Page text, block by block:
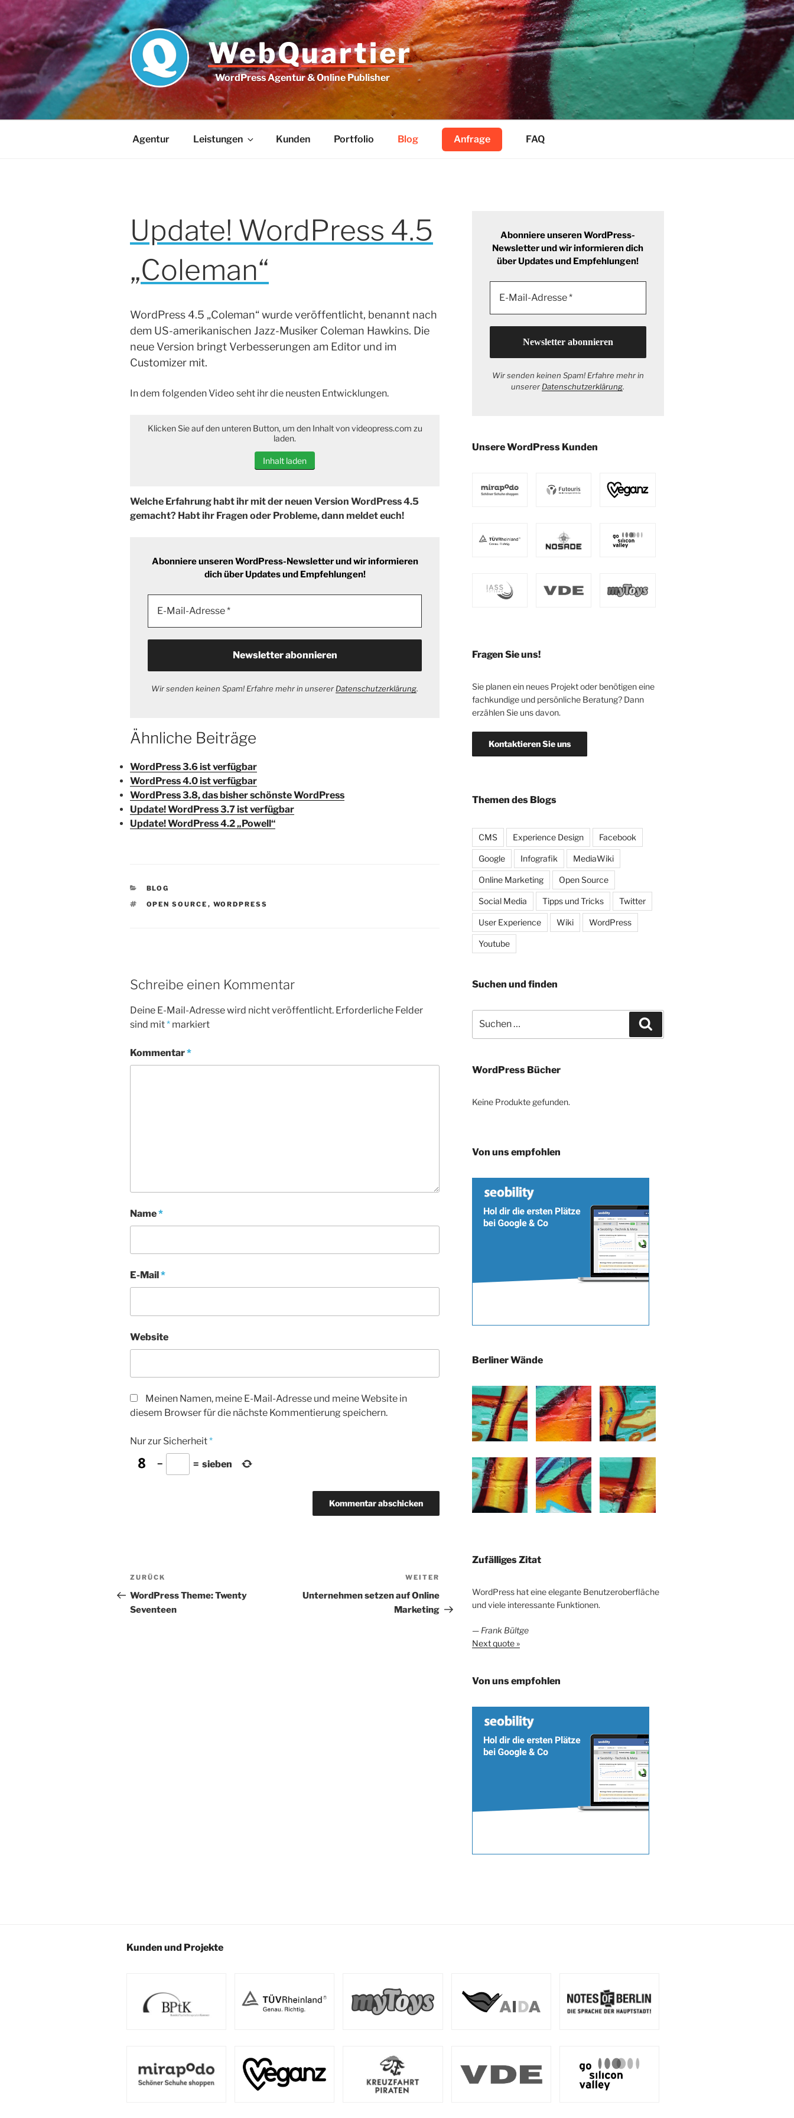
Zum
Inhalt
springen
WebQuartier
WordPress Agentur & Online Publisher
Agentur Leistungen Kunden Portfolio Blog Anfrage FAQ
Update! WordPress 4.5
„Coleman“
WordPress 4.5 „Coleman“ wurde veröffentlicht, benannt nach
dem US-amerikanischen Jazz-Musiker Coleman Hawkins. Die
neue Version bringt Verbesserungen am Editor und im
Customizer mit.
In dem folgenden Video seht ihr die neusten Entwicklungen.
Klicken Sie auf den unteren Button, um den Inhalt von videopress.com zu
laden.
Inhalt laden
Welche Erfahrung habt ihr mit der neuen Version WordPress 4.5
gemacht? Habt ihr Fragen oder Probleme, dann meldet euch!
Abonniere unseren WordPress-Newsletter und wir informieren
dich über Updates und Empfehlungen!
Wir senden keinen Spam! Erfahre mehr in unserer Datenschutzerklärung.
Ähnliche Beiträge
WordPress 3.6 ist verfügbar
WordPress 4.0 ist verfügbar
WordPress 3.8, das bisher schönste WordPress
Update! WordPress 3.7 ist verfügbar
Update! WordPress 4.2 „Powell“
KATEGORIEN
BLOG
SCHLAGWÖRTER
OPEN SOURCE , WORDPRESS
Schreibe einen Kommentar
Deine E-Mail-Adresse wird nicht veröffentlicht. Erforderliche Felder
sind mit* markiert
Kommentar*
Name*
E-Mail *
Website
Meinen Namen, meine E-Mail-Adresse und meine Website in
diesem Browser für die nächste Kommentierung speichern.
Nur zur Sicherheit*
− = sieben
Beitrags-
Navigation
Vorheriger
Beitrag
ZURÜCK
WordPress Theme: Twenty
Seventeen
Beitrag
WEITER
Unternehmen setzen auf Online
Marketing
Abonniere unseren WordPress-
Newsletter und wir informieren dich
über Updates und Empfehlungen!
Wir senden keinen Spam! Erfahre mehr in
unserer Datenschutzerklärung.
Unsere WordPress Kunden
Fragen Sie uns!
Sie planen ein neues Projekt oder benötigen eine
fachkundige und persönliche Beratung? Dann
erzählen Sie uns davon.
Kontaktieren Sie uns
Themen des Blogs
CMS Experience Design Facebook
Google Infografik MediaWiki
Online Marketing Open Source
Social Media Tipps und Tricks Twitter
User Experience Wiki WordPress
Youtube
Suchen und finden
nach:
WordPress Bücher
Keine Produkte gefunden.
Von uns empfohlen
Berliner Wände
Zufälliges Zitat
WordPress hat eine elegante Benutzeroberfläche
und viele interessante Funktionen.
— Frank Bültge
Next quote »
Von uns empfohlen
Kunden und Projekte